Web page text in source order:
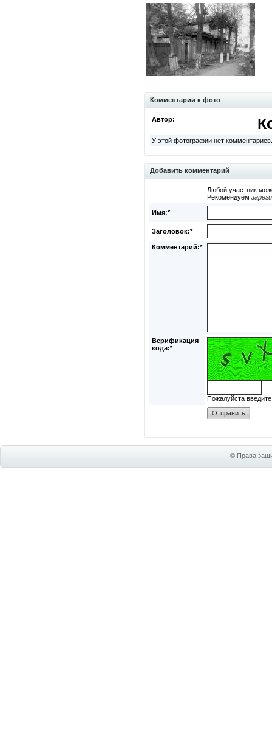
Комментарии к фото
Автор:
У этой фотографии нет комментариев.
Добавить комментарий
Любой участник
Рекомендуем
Имя:*
Заголовок:*
Комментарий:*
Верификация
кода:*
Пожалуйста
© Права